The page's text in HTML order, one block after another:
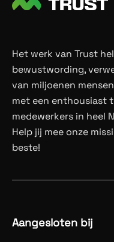
Het werk van Trust
bewustwording,
van miljoenen
met een enthousiast
medewerkers in heel
Help jij mee onze
beste!
Aangesloten bij